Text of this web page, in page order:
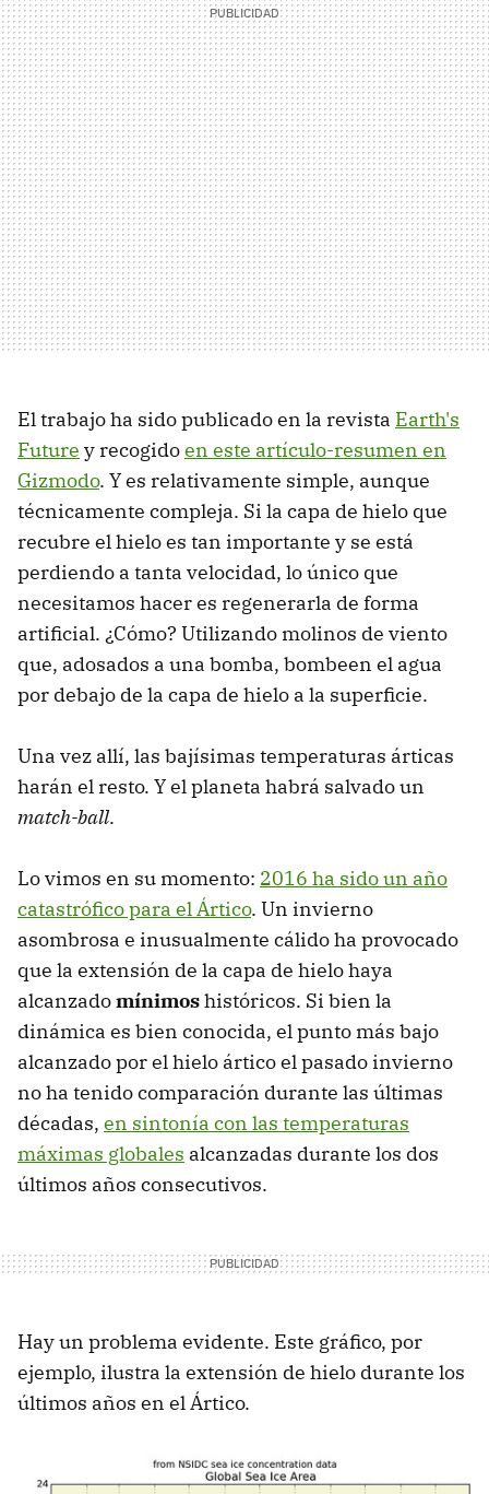
El trabajo ha sido publicado en la revista Earth's
Future y recogidoen este artículo-resumen en
Gizmodo. Y es relativamente simple, aunque
técnicamente compleja. Si la capa de hielo que
recubre el hielo es tan importante y se está
perdiendo a tanta velocidad, lo único que
necesitamos hacer es regenerarla de forma
artificial. ¿Cómo? Utilizando molinos de viento
que, adosados a una bomba, bombeen el agua
por debajo de la capa de hielo a la superficie.
Una vez allí, las bajísimas temperaturas árticas
harán el resto. Y el planeta habrá salvado un
match-ball.
Lo vimos en su momento: 2016 ha sido un año
catastrófico para el Ártico. Un invierno
asombrosa e inusualmente cálido ha provocado
que la extensión de la capa de hielo haya
alcanzadomínimoshistóricos. Si bien la
dinámica es bien conocida, el punto más bajo
alcanzado por el hielo ártico el pasado invierno
no ha tenido comparación durante las últimas
décadas, en sintonía con las temperaturas
máximas globales alcanzadas durante los dos
últimos años consecutivos.
Hay un problema evidente. Este gráfico, por
ejemplo, ilustra la extensión de hielo durante los
últimos años en el Ártico.